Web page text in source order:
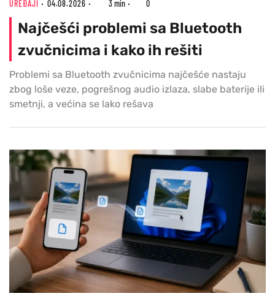
UREĐAJI 04.08.2026 3 min 0
Najčešći problemi sa Bluetooth
zvučnicima i kako ih rešiti
Problemi sa Bluetooth zvučnicima najčešće nastaju
zbog loše veze, pogrešnog audio izlaza, slabe baterije ili
smetnji, a većina se lako rešava